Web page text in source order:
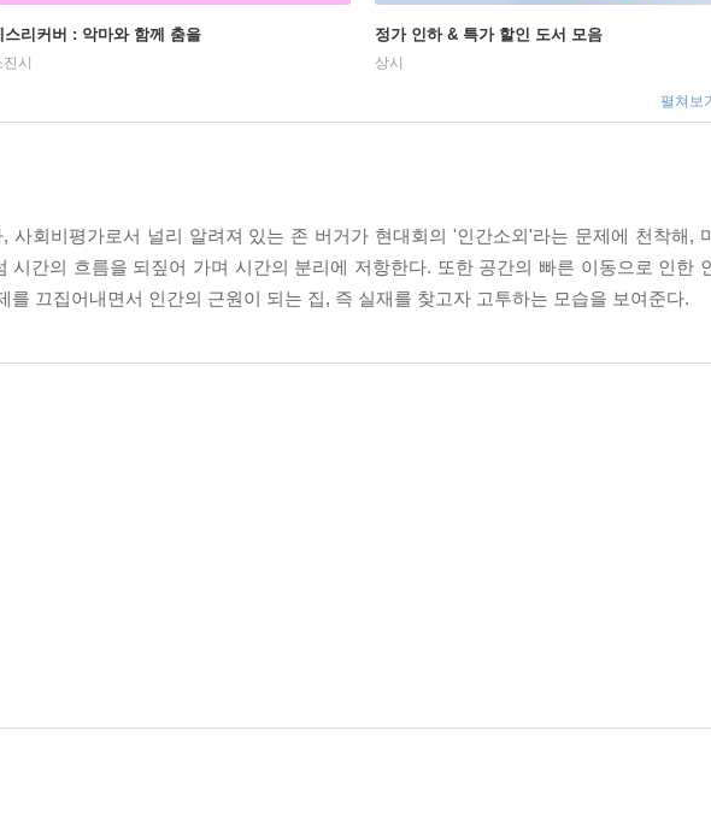
스리커버 : 악마와 함께 춤을
시
정가 인하 & 특가 할인 도서 모음
상시
펼쳐보기
사회비평가로서 널리 알려져 있는 존 버거가 현대회의 '인간소외'라는 문제에 천착해,
시간의 흐름을 되짚어 가며 시간의 분리에 저항한다. 또한 공간의 빠른 이동으로 인한
끄집어내면서 인간의 근원이 되는 집, 즉 실재를 찾고자 고투하는 모습을 보여준다.